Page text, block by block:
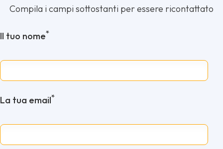
Compila i campi sottostanti per essere ricontattato
Il tuo nome*
La tua email*